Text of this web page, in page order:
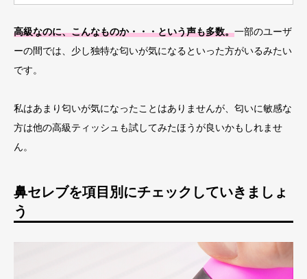
高級なのに、こんなものか・・・という声も多数。一部のユーザ
ーの間では、少し独特な匂いが気になるといった方がいるみたい
です。
私はあまり匂いが気になったことはありませんが、匂いに敏感な
方は他の高級ティッシュも試してみたほうが良いかもしれませ
ん。
鼻セレブを項目別にチェックしていきましょ
う